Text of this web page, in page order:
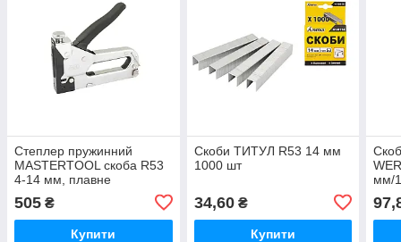
Степлер пружинний
MASTERTOOL скоба R53
4-14 мм, плавне
регулювання сили удару,
корпус метал/хром
505 ₴
Купити
Скоби ТИТУЛ R53 14 мм
1000 шт
34,60₴
Купити
мм/